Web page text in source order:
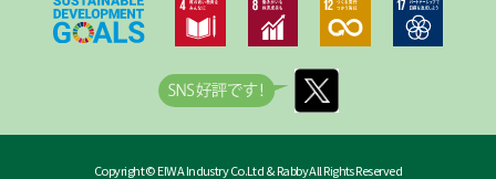
Copyright © EIWA Industry Co.Ltd & Rabby All Rights Reserved